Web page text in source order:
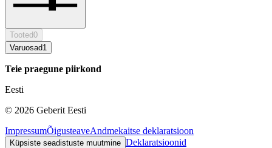
Tooted0
Varuosad1
Teie praegune piirkond
Eesti
© 2026 Geberit Eesti
ImpressumÕigusteaveAndmekaitse deklaratsioon
Küpsiste seadistuste muutmine Deklaratsioonid